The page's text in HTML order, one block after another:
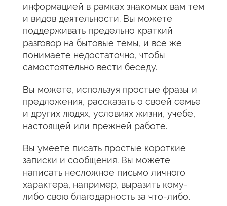
информацией в рамках знакомых вам тем
и видов деятельности. Вы можете
поддерживать предельно краткий
разговор на бытовые темы, и все же
понимаете недостаточно, чтобы
самостоятельно вести беседу.
Вы можете, используя простые фразы и
предложения, рассказать о своей семье
и других людях, условиях жизни, учебе,
настоящей или прежней работе.
Вы умеете писать простые короткие
записки и сообщения. Вы можете
написать несложное письмо личного
характера, например, выразить кому-
либо свою благодарность за что-либо.